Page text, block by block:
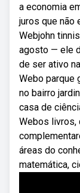
a economia
juros que não
Webjohn
agosto — ele
de ser ativo
Webo parque
no bairro
casa de
Webos livros,
áreas do
matemática,